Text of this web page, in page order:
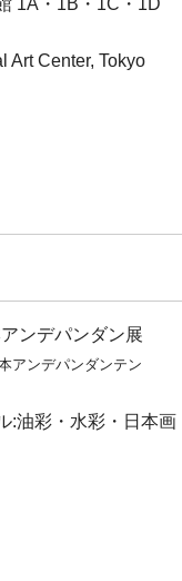
1A・1B・1C・1D
Art Center, Tokyo
ンデパンダン展
アンデパンダンテン
:油彩・水彩・日本